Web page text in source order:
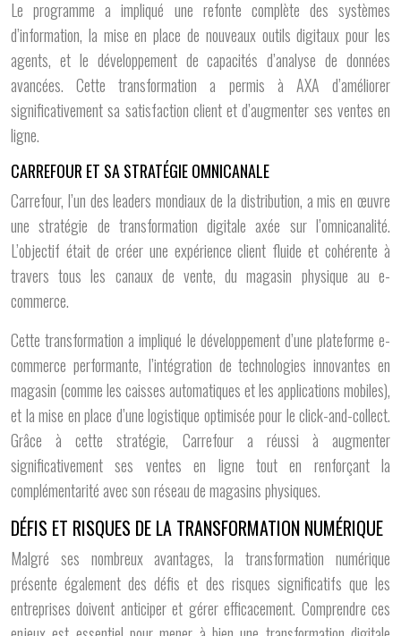
Le programme a impliqué une refonte complète des systèmes
d’information, la mise en place de nouveaux outils digitaux pour les
agents, et le développement de capacités d’analyse de données
avancées. Cette transformation a permis à AXA d’améliorer
significativement sa satisfaction client et d’augmenter ses ventes en
ligne.
CARREFOUR ET SA STRATÉGIE OMNICANALE
Carrefour, l’un des leaders mondiaux de la distribution, a mis en œuvre
une stratégie de transformation digitale axée sur l’omnicanalité.
L’objectif était de créer une expérience client fluide et cohérente à
travers tous les canaux de vente, du magasin physique au e-
commerce.
Cette transformation a impliqué le développement d’une plateforme e-
commerce performante, l’intégration de technologies innovantes en
magasin (comme les caisses automatiques et les applications mobiles),
et la mise en place d’une logistique optimisée pour le click-and-collect.
Grâce à cette stratégie, Carrefour a réussi à augmenter
significativement ses ventes en ligne tout en renforçant la
complémentarité avec son réseau de magasins physiques.
DÉFIS ET RISQUES DE LA TRANSFORMATION NUMÉRIQUE
Malgré ses nombreux avantages, la transformation numérique
présente également des défis et des risques significatifs que les
entreprises doivent anticiper et gérer efficacement. Comprendre ces